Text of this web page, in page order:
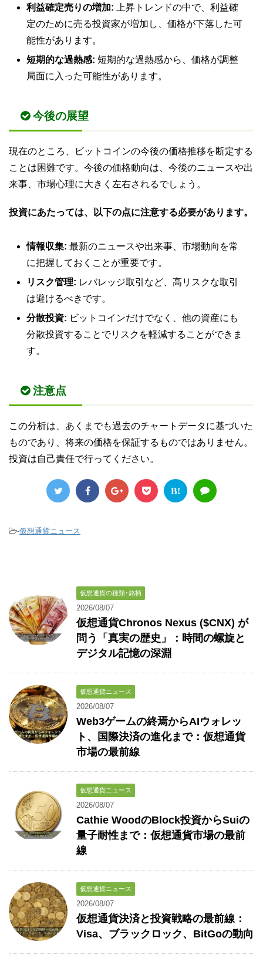
利益確定売りの増加: 上昇トレンドの中で、利益確
定のために売る投資家が増加し、価格が下落した可
能性があります。
短期的な過熱感: 短期的な過熱感から、価格が調整
局面に入った可能性があります。
今後の展望
現在のところ、ビットコインの今後の価格推移を断定する
ことは困難です。今後の価格動向は、今後のニュースや出
来事、市場心理に大きく左右されるでしょう。
投資にあたっては、以下の点に注意する必要があります。
情報収集: 最新のニュースや出来事、市場動向を常
に把握しておくことが重要です。
リスク管理: レバレッジ取引など、高リスクな取引
は避けるべきです。
分散投資: ビットコインだけでなく、他の資産にも
分散投資することでリスクを軽減することができま
す。
注意点
この分析は、あくまでも過去のチャートデータに基づいた
ものであり、将来の価格を保証するものではありません。
投資は自己責任で行ってください。
B!
-仮想通貨ニュース
仮想通貨の種類･銘柄
2026/08/07
仮想通貨Chronos Nexus ($CNX) が
問う「真実の歴史」：時間の螺旋と
デジタル記憶の深淵
仮想通貨ニュース
2026/08/07
Web3ゲームの終焉からAIウォレッ
ト、国際決済の進化まで：仮想通貨
市場の最前線
仮想通貨ニュース
2026/08/07
Cathie WoodのBlock投資からSuiの
量子耐性まで：仮想通貨市場の最前
線
仮想通貨ニュース
2026/08/07
仮想通貨決済と投資戦略の最前線：
Visa、ブラックロック、BitGoの動向